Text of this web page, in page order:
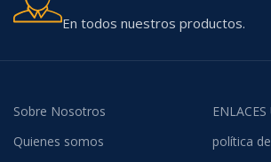
En todos nuestros productos.
Sobre Nosotros
Quienes somos
ENLACES
política